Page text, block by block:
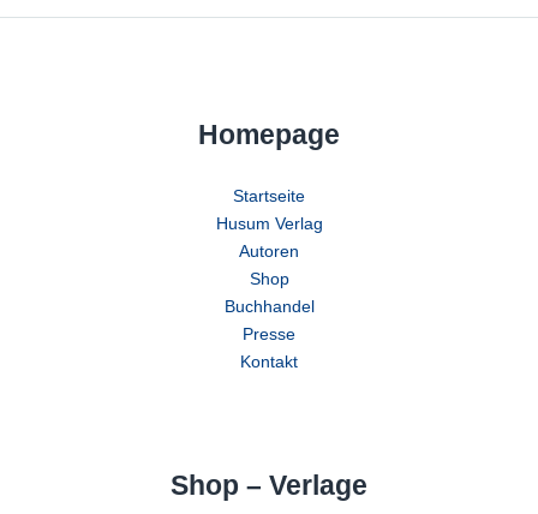
Homepage
Startseite
Husum Verlag
Autoren
Shop
Buchhandel
Presse
Kontakt
Shop – Verlage